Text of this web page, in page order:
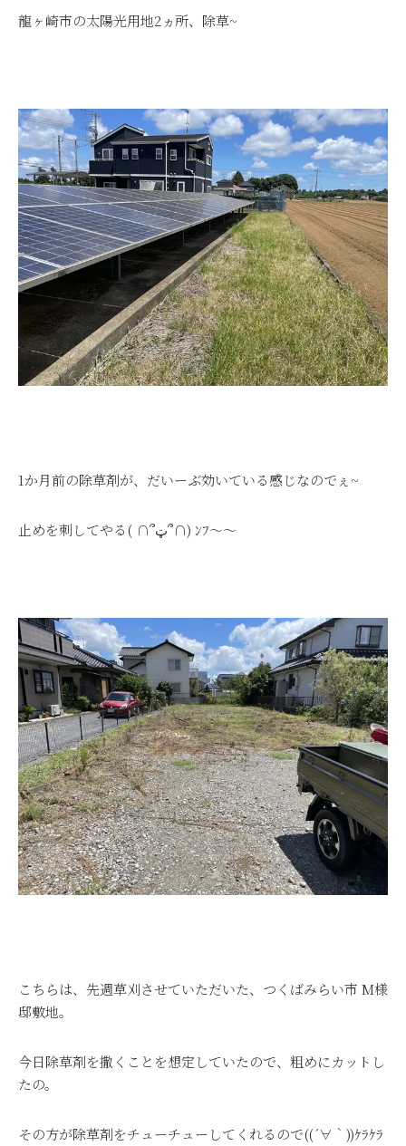
龍ヶ崎市の太陽光用地2ヵ所、除草~
1か月前の除草剤が、だいーぶ効いている感じなのでぇ~
止めを刺してやる( ∩՞ټ՞∩) ﾝﾌ～～
こちらは、先週草刈させていただいた、つくばみらい市 M様
邸敷地。
今日除草剤を撒くことを想定していたので、粗めにカットし
たの。
その方が除草剤をチューチューしてくれるので((´∀｀))ｹﾗｹﾗ